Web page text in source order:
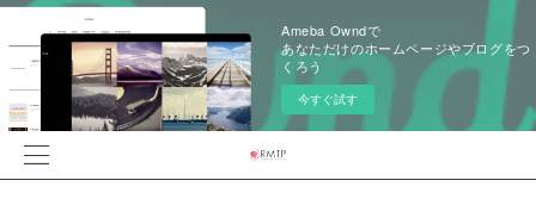
Ameba Owndで
あなただけのホームページやブログをつ
くろう
今すぐ試す